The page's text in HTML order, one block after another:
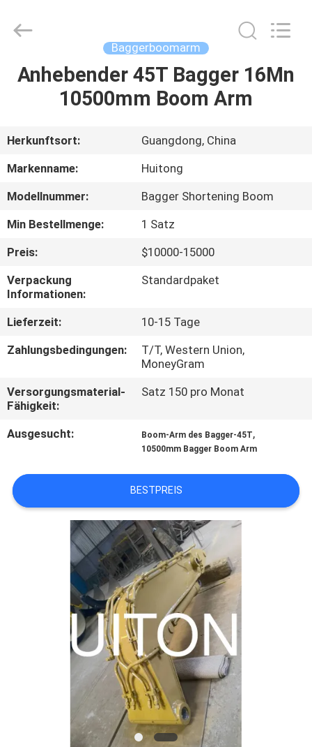
ZU
HAUSE
PRODUKTE
VR-
ÜBER
UNS
WERKSBESICHTIGUNG
QUALITÄTSKONTROLLE
NEUIGKEITEN
EIN
ANGEBOT
SEITENVERZEICHNIS
DATENSCHUTZ-
BESTIMMUNGEN
Reserved.
Baggerboomarm
Anhebender 45T Bagger 16Mn
10500mm Boom Arm
Herkunftsort:
Guangdong, China
Markenname:
Huitong
Modellnummer:
Bagger Shortening Boom
Min Bestellmenge:
1 Satz
Preis:
$10000-15000
Verpackung
Informationen:
Standardpaket
Lieferzeit:
10-15 Tage
Zahlungsbedingungen:
T/T, Western Union,
MoneyGram
Versorgungsmaterial-
Fähigkeit:
Satz 150 pro Monat
Ausgesucht: Boom-Arm des Bagger-45T,
10500mm Bagger Boom Arm
BESTPREIS